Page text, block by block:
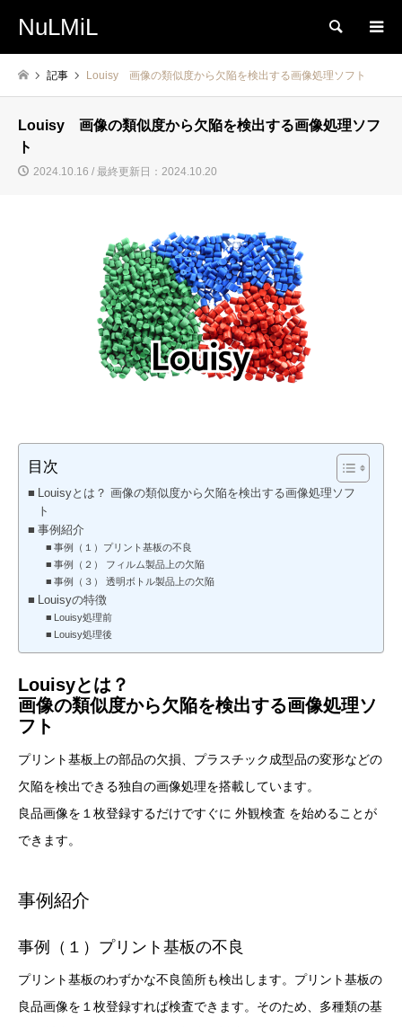
NuLMiL 検索
記事 Louisy 画像の類似度から欠陥を検出する画像処理ソフト
Louisy 画像の類似度から欠陥を検出する画像処理ソフ
ト
2024.10.16 / 最終更新日：2024.10.20
目次
Louisyとは？ 画像の類似度から欠陥を検出する画像処理ソフ
ト
事例紹介
事例（１）プリント基板の不良
事例（２） フィルム製品上の欠陥
事例（３） 透明ボトル製品上の欠陥
Louisyの特徴
Louisy処理前
Louisy処理後
Louisyとは？
画像の類似度から欠陥を検出する画像処理ソ
フト
プリント基板上の部品の欠損、プラスチック成型品の変形などの
欠陥を検出できる独自の画像処理を搭載しています。
良品画像を１枚登録するだけですぐに 外観検査 を始めることが
できます。
事例紹介
事例（１）プリント基板の不良
プリント基板のわずかな不良箇所も検出します。プリント基板の
良品画像を１枚登録すれば検査できます。そのため、多種類の基